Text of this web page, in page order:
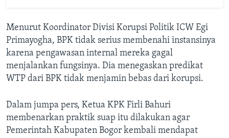
Menurut Koordinator Divisi Korupsi Politik ICW Egi
Primayogha, BPK tidak serius membenahi instansinya
karena pengawasan internal mereka gagal
menjalankan fungsinya. Dia menegaskan predikat
WTP dari BPK tidak menjamin bebas dari korupsi.
Dalam jumpa pers, Ketua KPK Firli Bahuri
membenarkan praktik suap itu dilakukan agar
Pemerintah Kabupaten Bogor kembali mendapat